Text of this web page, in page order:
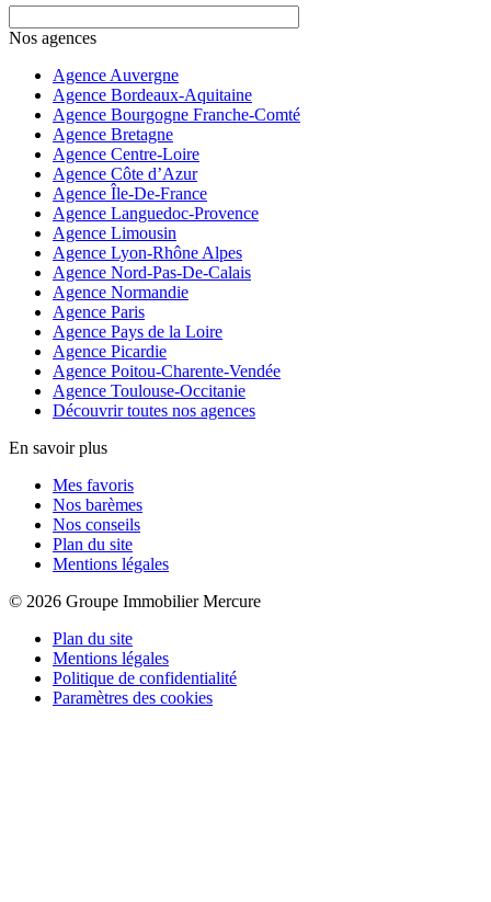
Nos agences
Agence Auvergne
Agence Bordeaux-Aquitaine
Agence Bourgogne Franche-Comté
Agence Bretagne
Agence Centre-Loire
Agence Côte d’Azur
Agence Île-De-France
Agence Languedoc-Provence
Agence Limousin
Agence Lyon-Rhône Alpes
Agence Nord-Pas-De-Calais
Agence Normandie
Agence Paris
Agence Pays de la Loire
Agence Picardie
Agence Poitou-Charente-Vendée
Agence Toulouse-Occitanie
Découvrir toutes nos agences
En savoir plus
Mes favoris
Nos barèmes
Nos conseils
Plan du site
Mentions légales
© 2026 Groupe Immobilier Mercure
Plan du site
Mentions légales
Politique de confidentialité
Paramètres des cookies